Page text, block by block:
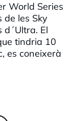
World Series
de les Sky
d´Ultra. El
tindria 10
es coneixerà